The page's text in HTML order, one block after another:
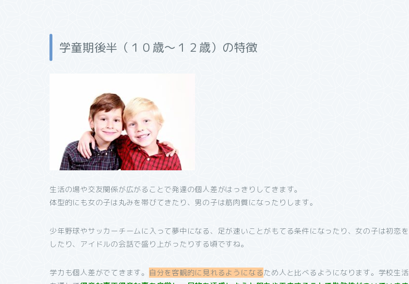
学童期後半（１０歳～１２歳）の特徴
生活の場や交友関係が広がることで発達の個人差がはっきりしてきます。
体型的にも女の子は丸みを帯びてきたり、男の子は筋肉質になったりします。
少年野球やサッカーチームに入って夢中になる、足が速いことがもてる条件になったり、女の子は初恋を
したり、アイドルの会話で盛り上がったりする頃ですね。
学力も個人差がでてきます。 自分を客観的に見れるようになるため人と比べるようになります。学校生活